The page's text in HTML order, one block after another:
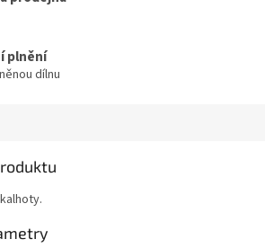
plnění
dílnu